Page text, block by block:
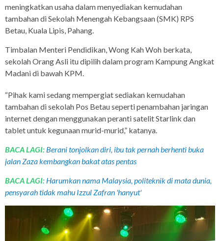
meningkatkan usaha dalam menyediakan kemudahan
tambahan di Sekolah Menengah Kebangsaan (SMK) RPS
Betau, Kuala Lipis, Pahang.
Timbalan Menteri Pendidikan, Wong Kah Woh berkata,
sekolah Orang Asli itu dipilih dalam program Kampung Angkat
Madani di bawah KPM.
“Pihak kami sedang mempergiat sediakan kemudahan
tambahan di sekolah Pos Betau seperti penambahan jaringan
internet dengan menggunakan peranti satelit Starlink dan
tablet untuk kegunaan murid-murid,” katanya.
BACA LAGI: Berani tonjolkan diri, ibu tak pernah berhenti buka
jalan Zaza kembangkan bakat atas pentas
BACA LAGI: Harumkan nama Malaysia, politeknik di mata dunia,
pensyarah tidak mahu Izzul Zafran 'hanyut'